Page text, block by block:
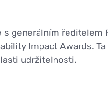
generálním
Impact Awards.
udržitelnosti.